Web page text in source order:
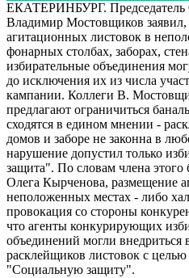
ЕКАТЕРИНБУРГ. Председатель
Владимир Мостовщиков заявил,
агитационных листовок в
фонарных столбах, заборах,
избирательные объединения
до исключения их из числа
кампании. Коллеги В.
предлагают ограничиться
сходятся в едином мнении -
домов и заборе не законна в
нарушение допустил только
защита". По словам члена этого
Олега Кырченова, размещение
неположенных местах - либо
провокация со стороны
что агенты конкурирующих
объединений могли
расклейщиков листовок с
"Социальную защиту".